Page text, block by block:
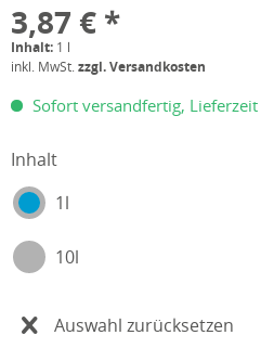
3,87 € *
Inhalt: 1 l
inkl. MwSt.zzgl. Versandkosten
Sofort versandfertig, Lieferzeit
Inhalt
1l
10l
Auswahl zurücksetzen